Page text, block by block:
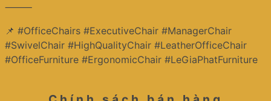
⸻
📌 #OfficeChairs #ExecutiveChair #ManagerChair
#SwivelChair #HighQualityChair #LeatherOfficeChair
#OfficeFurniture #ErgonomicChair #LeGiaPhatFurniture